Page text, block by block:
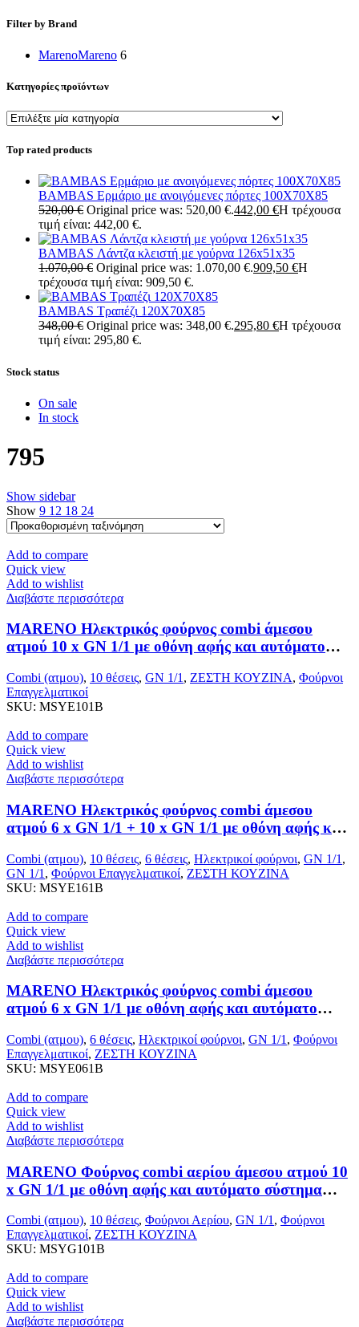
Filter by Brand
MarenoMareno 6
Κατηγορίες προϊόντων
Top rated products
BAMBAS Ερμάριο με ανοιγόμενες πόρτες 100X70X85
520,00€ Original price was: 520,00 €.442,00 €Η τρέχουσα
τιμή είναι: 442,00 €.
BAMBAS Λάντζα κλειστή με γούρνα 126x51x35
1.070,00€ Original price was: 1.070,00 €.909,50 €Η
τρέχουσα τιμή είναι: 909,50 €.
BAMBAS Τραπέζι 120X70X85
348,00€ Original price was: 348,00 €.295,80 €Η τρέχουσα
τιμή είναι: 295,80 €.
Stock status
On sale
In stock
795
Show sidebar
Show 9 12 18 24
Add to compare
Quick view
Add to wishlist
Διαβάστε περισσότερα
MARENO Ηλεκτρικός φούρνος combi άμεσου
ατμού 10 x GN 1/1 με οθόνη αφής και αυτόματο
Combi (ατμου), 10 θέσεις, GN 1/1 , ΖΕΣΤΗ ΚΟΥΖΙΝΑ, Φούρνοι
Επαγγελματικοί
SKU: MSYE101B
Add to compare
Quick view
Add to wishlist
Διαβάστε περισσότερα
MARENO Ηλεκτρικός φούρνος combi άμεσου
ατμού 6 x GN 1/1 + 10 x GN 1/1 με οθόνη αφής και
Combi (ατμου), 10 θέσεις, 6 θέσεις, Ηλεκτρικοί φούρνοι, GN 1/1 ,
GN 1/1 , Φούρνοι Επαγγελματικοί, ΖΕΣΤΗ ΚΟΥΖΙΝΑ
SKU: MSYE161B
Add to compare
Quick view
Add to wishlist
Διαβάστε περισσότερα
MARENO Ηλεκτρικός φούρνος combi άμεσου
ατμού 6 x GN 1/1 με οθόνη αφής και αυτόματο
Combi (ατμου), 6 θέσεις, Ηλεκτρικοί φούρνοι, GN 1/1 , Φούρνοι
Επαγγελματικοί, ΖΕΣΤΗ ΚΟΥΖΙΝΑ
SKU: MSYE061B
Add to compare
Quick view
Add to wishlist
Διαβάστε περισσότερα
MARENO Φούρνος combi αερίου άμεσου ατμού 10
x GN 1/1 με οθόνη αφής και αυτόματο σύστημα
Combi (ατμου), 10 θέσεις, Φούρνοι Αερίου, GN 1/1 , Φούρνοι
Επαγγελματικοί, ΖΕΣΤΗ ΚΟΥΖΙΝΑ
SKU: MSYG101B
Add to compare
Quick view
Add to wishlist
Διαβάστε περισσότερα